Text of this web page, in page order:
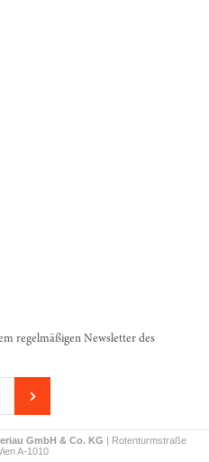
regelmäßigen Newsletter des
GmbH & Co. KG | Rotenturmstraße
A-1010